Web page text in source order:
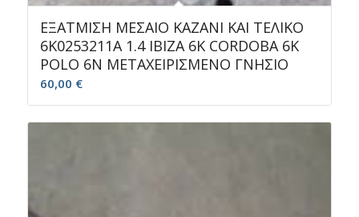
ΕΞΑΤΜΙΣΗ ΜΕΣΑΙΟ ΚΑΖΑΝΙ ΚΑΙ ΤΕΛΙΚΟ
6K0253211A 1.4 IBIZA 6K CORDOBA 6K
POLO 6N ΜΕΤΑΧΕΙΡΙΣΜΕΝΟ ΓΝΗΣΙΟ
60,00 €